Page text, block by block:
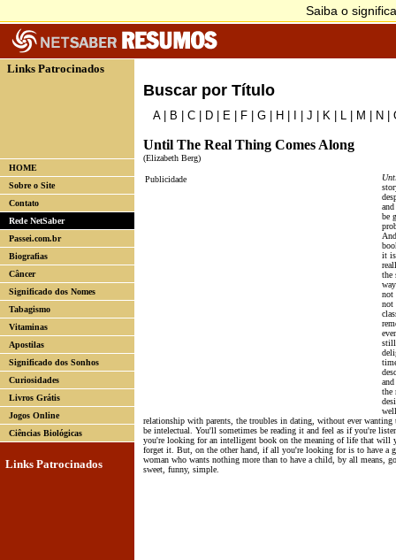
Links Patrocinados
HOME
Sobre o Site
Contato
Rede NetSaber
Passei.com.br
Biografias
Câncer
Significado dos Nomes
Tabagismo
Vitaminas
Apostilas
Significado dos Sonhos
Curiosidades
Livros Grátis
Jogos Online
Ciências Biológicas
Links Patrocinados
Buscar por Título
A| B C D E F G H J K L M N
Until The Real Thing Comes Along
(Elizabeth Berg)
Publicidade
be
it is
the
not
not
the
relationship with parents, the troubles in dating, without ever
be intelectual. You'll sometimes be reading it and feel as if you're
you're looking for an intelligent book on the meaning of life that will
forget it. But, on the other hand, if all you're looking for is to have a
woman who wants nothing more than to have a child, by all means,
sweet, funny, simple.